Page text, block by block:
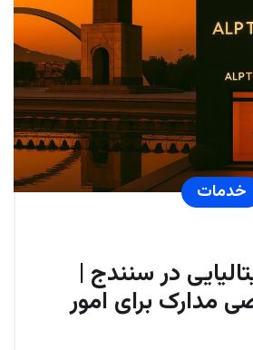
خدمات
در سنندج |
مدارک برای امور